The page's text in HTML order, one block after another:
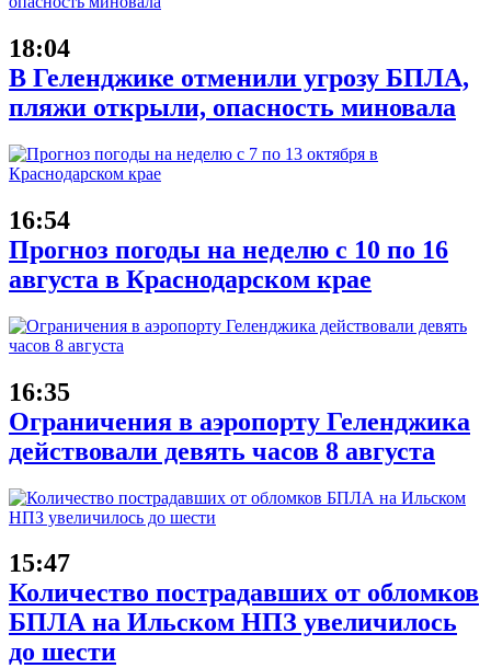
18:04
В Геленджике отменили угрозу БПЛА,
пляжи открыли, опасность миновала
16:54
Прогноз погоды на неделю с 10 по 16
августа в Краснодарском крае
16:35
Ограничения в аэропорту Геленджика
действовали девять часов 8 августа
15:47
Количество пострадавших от обломков
БПЛА на Ильском НПЗ увеличилось
до шести